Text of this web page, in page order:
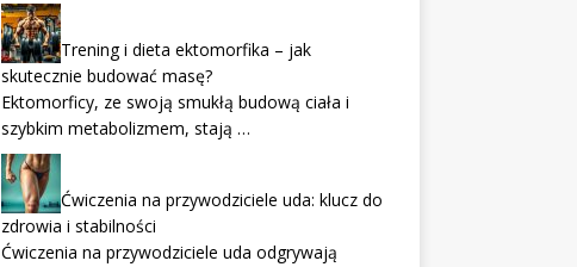
Trening i dieta ektomorfika – jak
skutecznie budować masę?
Ektomorficy, ze swoją smukłą budową ciała i
szybkim metabolizmem, stają …
Ćwiczenia na przywodziciele uda: klucz do
zdrowia i stabilności
Ćwiczenia na przywodziciele uda odgrywają